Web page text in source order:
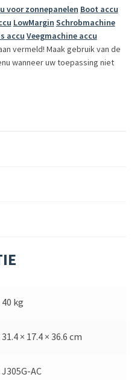
voor zonnepanelen Boot accu
LowMargin Schrobmachine
accu Veegmachine accu
vermeld! Maak gebruik van de
wanneer uw toepassing niet
40 kg
31.4 × 17.4 × 36.6 cm
J305G-AC